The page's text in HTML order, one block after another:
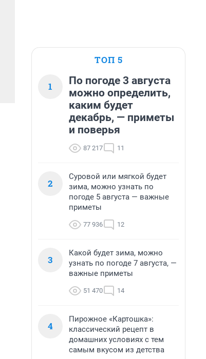
ТОП 5
1
По погоде 3 августа
можно определить,
каким будет
декабрь, — приметы
и поверья
87 217 11
2
Суровой или мягкой будет
зима, можно узнать по
погоде 5 августа — важные
приметы
77 936 12
3
Какой будет зима, можно
узнать по погоде 7 августа, —
важные приметы
51 470 14
4
Пирожное «Картошка»:
классический рецепт в
домашних условиях с тем
самым вкусом из детства